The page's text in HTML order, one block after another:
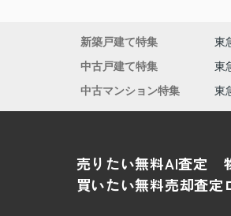
新築戸建て特集 東
中古戸建て特集
東
中古マンション特集
東
売りたい
買いたい
無料AI査定
無料売却査定